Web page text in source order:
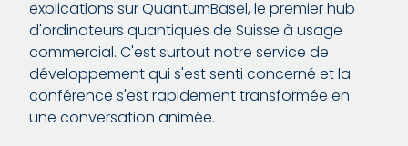
explications sur QuantumBasel, le premier hub
d'ordinateurs quantiques de Suisse à usage
commercial. C'est surtout notre service de
développement qui s'est senti concerné et la
conférence s'est rapidement transformée en
une conversation animée.